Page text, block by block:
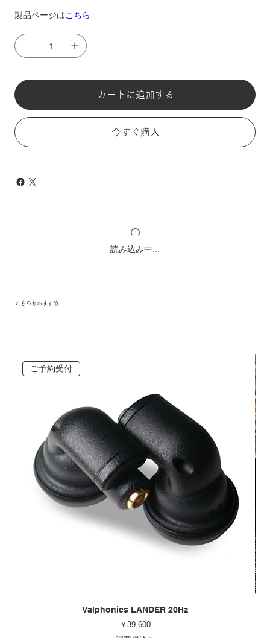
製品ページはこちら
カートに追加する
今すぐ購入
読み込み中...
こちらもおすすめ
ご予約受付
Valphonics LANDER 20Hz
価格
￥39,600